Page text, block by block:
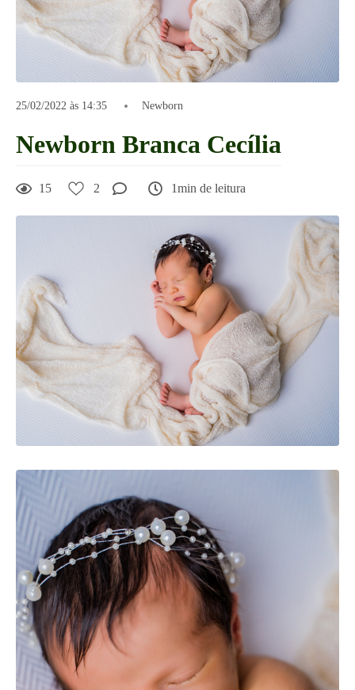
25/02/2022 às 14:35 Newborn
Newborn Branca Cecília
15 2 1min de leitura